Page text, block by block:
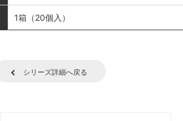
1箱（20個入）
シリーズ詳細へ戻る